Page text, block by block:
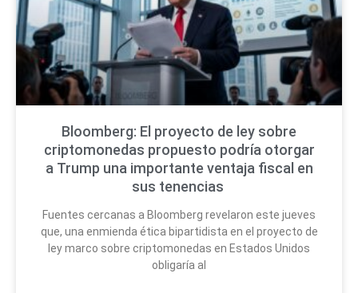
Bloomberg: El proyecto de ley sobre
criptomonedas propuesto podría otorgar
a Trump una importante ventaja fiscal en
sus tenencias
Fuentes cercanas a Bloomberg revelaron este jueves
que, una enmienda ética bipartidista en el proyecto de
ley marco sobre criptomonedas en Estados Unidos
obligaría al